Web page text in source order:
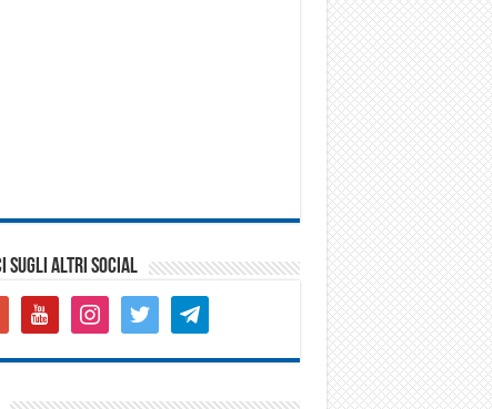
SUGLI ALTRI SOCIAL
youtube instagramtwitter telegram